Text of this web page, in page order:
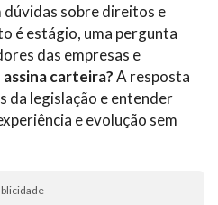
sobre direitos e
é estágio, uma pergunta
das empresas e
carteira?A resposta
da legislação e entender
e evolução sem